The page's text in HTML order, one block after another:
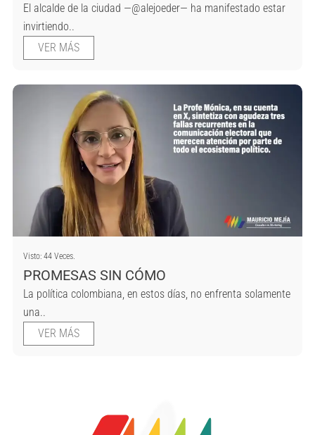
El alcalde de la ciudad —@alejoeder— ha manifestado estar
invirtiendo..
VER MÁS
Visto: 44 Veces.
PROMESAS SIN CÓMO
La política colombiana, en estos días, no enfrenta solamente
una..
VER MÁS